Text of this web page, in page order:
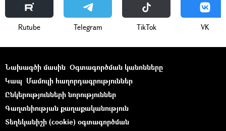
Rutube Telegram ТikТоk VK
Նախագծի մասին Օգտագործման կանոնները
Կապ Մամուլի հաղորդագրություններ
Ընկերությունների նորություններ
Գաղտնիության քաղաքականություն
Տեղեկանիշի (cookie) օգտագործման